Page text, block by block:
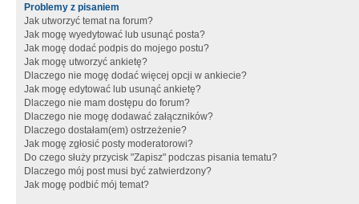
Problemy z pisaniem
Jak utworzyć temat na forum?
Jak mogę wyedytować lub usunąć posta?
Jak mogę dodać podpis do mojego postu?
Jak mogę utworzyć ankietę?
Dlaczego nie mogę dodać więcej opcji w ankiecie?
Jak mogę edytować lub usunąć ankietę?
Dlaczego nie mam dostępu do forum?
Dlaczego nie mogę dodawać załączników?
Dlaczego dostałam(em) ostrzeżenie?
Jak mogę zgłosić posty moderatorowi?
Do czego służy przycisk "Zapisz" podczas pisania tematu?
Dlaczego mój post musi być zatwierdzony?
Jak mogę podbić mój temat?